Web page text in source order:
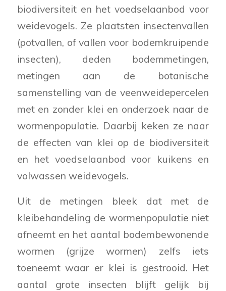
biodiversiteit en het voedselaanbod voor
weidevogels. Ze plaatsten insectenvallen
(potvallen, of vallen voor bodemkruipende
insecten), deden bodemmetingen,
metingen aan de botanische
samenstelling van de veenweidepercelen
met en zonder klei en onderzoek naar de
wormenpopulatie. Daarbij keken ze naar
de effecten van klei op de biodiversiteit
en het voedselaanbod voor kuikens en
volwassen weidevogels.
Uit de metingen bleek dat met de
kleibehandeling de wormenpopulatie niet
afneemt en het aantal bodembewonende
wormen (grijze wormen) zelfs iets
toeneemt waar er klei is gestrooid. Het
aantal grote insecten blijft gelijk bij